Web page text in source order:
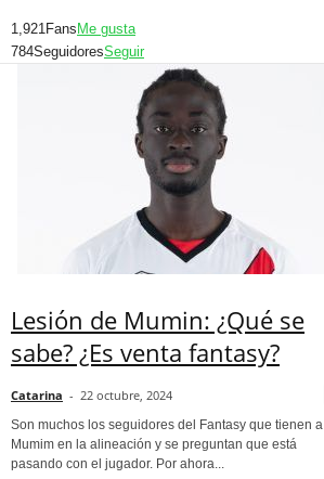
1,921 Fans Me gusta
784SeguidoresSeguir
Lesión de Mumin: ¿Qué se
sabe? ¿Es venta fantasy?
Catarina - 22 octubre, 2024
Son muchos los seguidores del Fantasy que tienen a
Mumim en la alineación y se preguntan que está
pasando con el jugador. Por ahora...